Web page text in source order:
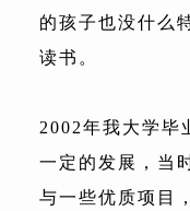
的孩子也没什么
读书。
2002年我大学毕
一定的发展，当
与一些优质项目